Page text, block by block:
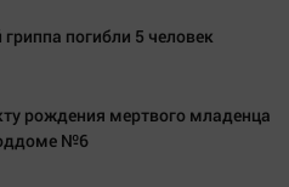
погибли 5 человек
рождения мертвого младенца
№6